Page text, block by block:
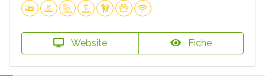
Website Fiche